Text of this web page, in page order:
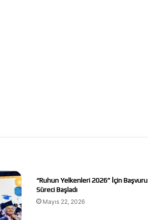
“Ruhun Yelkenleri 2026” İçin Başvuru
Süreci Başladı
Mayıs 22, 2026